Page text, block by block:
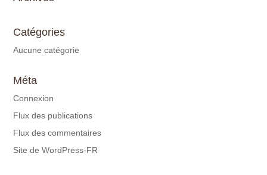
Catégories
Aucune catégorie
Méta
Connexion
Flux des publications
Flux des commentaires
Site de WordPress-FR